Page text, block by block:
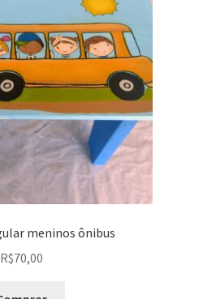
meninos ônibus
R$70,00